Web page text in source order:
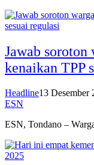
Jawab soroton
kenaikan TPP
Headline13 Desember
ESN
ESN, Tondano –